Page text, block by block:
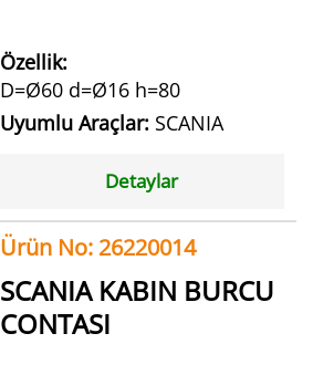
Özellik:
D=Ø60 d=Ø16 h=80
Uyumlu Araçlar: SCANIA
Detaylar
Ürün No: 26220014
SCANIA KABIN BURCU
CONTASI